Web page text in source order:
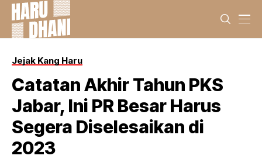
Jejak Kang Haru
Catatan Akhir Tahun PKS
Jabar, Ini PR Besar Harus
Segera Diselesaikan di
2023